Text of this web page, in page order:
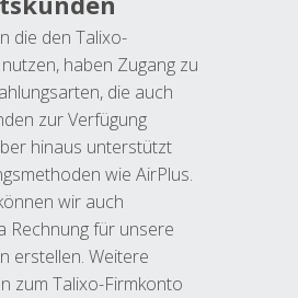
die den Talixo-
haben Zugang zu
die auch
zur Verfügung
hinaus unterstützt
wie AirPlus.
wir auch
Rechnung für unsere
erstellen. Weitere
zum Talixo-Firmkonto